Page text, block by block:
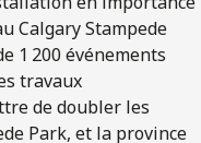
Calgary Stampede
1 200 événements
travaux
de doubler les
Park, et la province